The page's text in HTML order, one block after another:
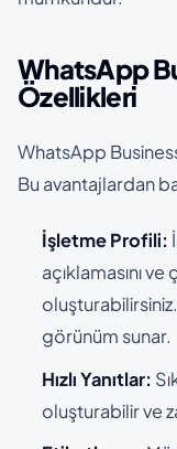
WhatsApp
Özellikleri
WhatsApp
Bu avantajlardan
İşletme Profili:
açıklamasını
görünüm sunar.
Hızlı Yanıtlar:
oluşturabilir ve